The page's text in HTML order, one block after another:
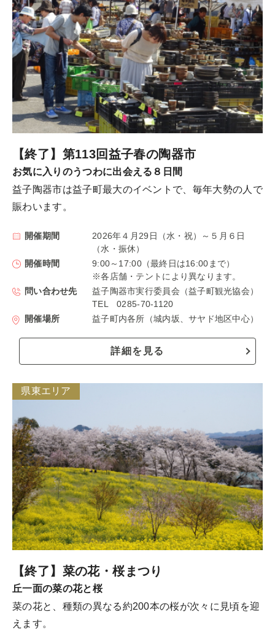
【終了】第113回益子春の陶器市
お気に入りのうつわに出会える８日間
益子陶器市は益子町最大のイベントで、毎年大勢の人で
賑わいます。
開催期間
2026年４月29日（水・祝）～５月６日
（水・振休）
開催時間
9:00～17:00（最終日は16:00まで）
※各店舗・テントにより異なります。
問い合わせ先
益子陶器市実行委員会（益子町観光協会）
TEL 0285-70-1120
開催場所
益子町内各所（城内坂、サヤド地区中心）
詳細を見る
【終了】菜の花・桜まつり
県東エリア
丘一面の菜の花と桜
菜の花と、種類の異なる約200本の桜が次々に見頃を迎
えます。